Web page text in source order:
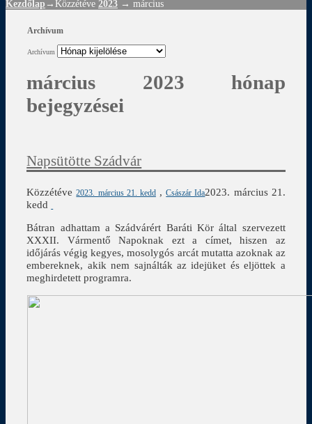
Kezdőlap →Közzétéve 2023 → március
Archívum
Archívum
március 2023 hónap
bejegyzései
Napsütötte Szádvár
Közzétéve2023. március 21. kedd ,Császár Ida2023. március 21.
kedd
Bátran adhattam a Szádvárért Baráti Kör által szervezett
XXXII. Vármentő Napoknak ezt a címet, hiszen az
időjárás végig kegyes, mosolygós arcát mutatta azoknak az
embereknek, akik nem sajnálták az idejüket és eljöttek a
meghirdetett programra.